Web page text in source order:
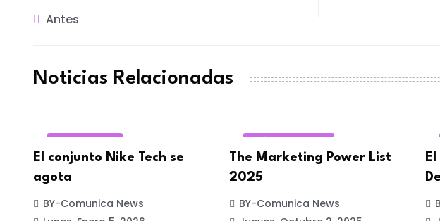
Antes
Noticias Relacionadas
El conjunto Nike Tech se
agota
BY-Comunica News
The Marketing Power List
2025
BY-Comunica News